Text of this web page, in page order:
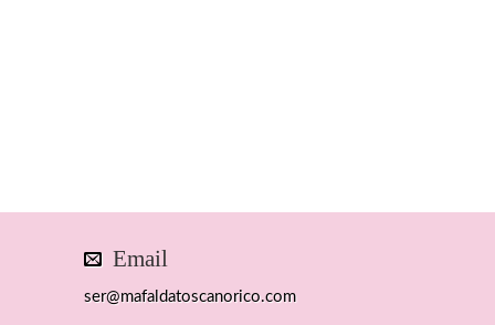
Email
ser@mafaldatoscanorico.com